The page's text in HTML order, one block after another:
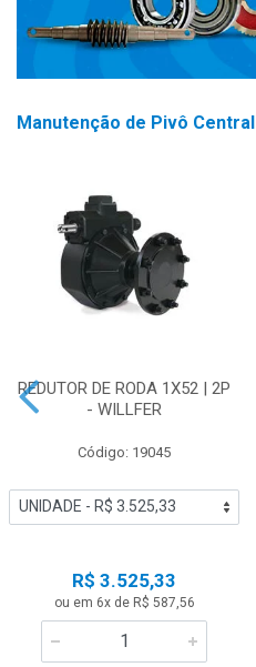
Manutenção de Pivô Central
REDUTOR DE RODA 1X52 | 2P
- WILLFER
Código: 19045
R$ 3.525,33
ou em 6x de R$ 587,56